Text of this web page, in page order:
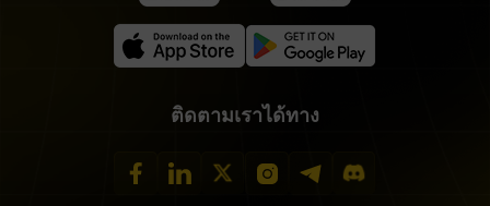
ติดตามเราได้ทาง